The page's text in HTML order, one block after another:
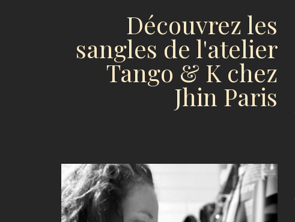
Découvrez les
sangles de l'atelier
Tango & K chez
Jhin Paris